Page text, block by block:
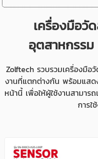
เครื่องมือวั
อุตสาหกรร
Zolftech รวบรวมเครื่องมือ
งานที่แตกต่างกัน พร้อมแสด
หน้านี้ เพื่อให้ผู้ใช้งานสามาร
การใ